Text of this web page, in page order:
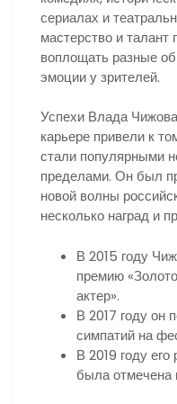
сериалах и
мастерство и
воплощать разные
эмоции у зрителей.
Успехи Влада
карьере привели к
стали популярными
пределами. Он был
новой волны
несколько наград и
В 2015 году
премию
актер».
В 2017 году он
симпатий на
В 2019 году
была